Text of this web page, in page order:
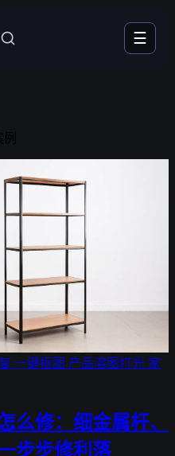
☰
一键抠图 产品溶图打光 家
么修：细金属杆、
步步修利落